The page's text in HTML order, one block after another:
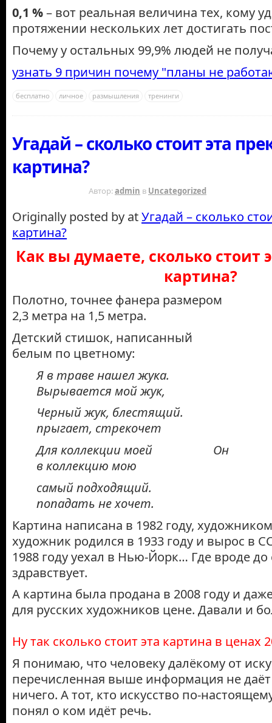
0,1 %– вот реальная величина тех, кому
протяжении нескольких лет достигать
Почему у остальных 99,9% людей не
узнать 9 причин почему "планы не
бесплатно личное размышления тренинги
Угадай – сколько стоит эта
картина?
Автор:admin в Uncategorized
Originally posted by atУгадай – сколько
картина?
Как вы думаете, сколько стоит
картина?
Полотно, точнее фанера размером
2,3 метра на 1,5 метра.
Детский стишок, написанный
белым по цветному:
Я в траве нашел жука.
Вырывается мой жук,
Черный жук, блестящий.
прыгает, стрекочет
Для коллекции моей Он
в коллекцию мою
самый подходящий.
попадать не хочет.
Картина написана в 1982 году,
художник родился в 1933 году и вырос в
1988 году уехал в Нью-Йорк… Где вроде
здравствует.
А картина была продана в 2008 году и
для русских художников цене. Давали и
Ну так сколько стоит эта картина в ценах
Я понимаю, что человеку далёкому от
перечисленная выше информация не
ничего. А тот, кто искусство по-
понял о ком идёт речь.